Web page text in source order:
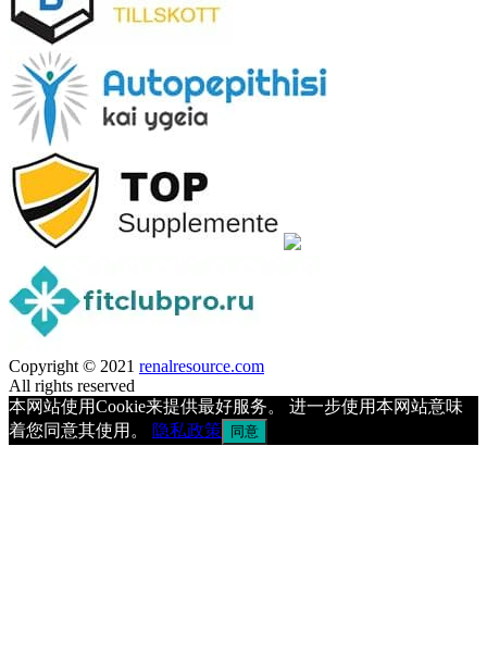
Copyright © 2021 renalresource.com
All rights reserved
本网站使用Cookie来提供最好服务。 进一步使用本网站意味
着您同意其使用。
隐私政策 同意